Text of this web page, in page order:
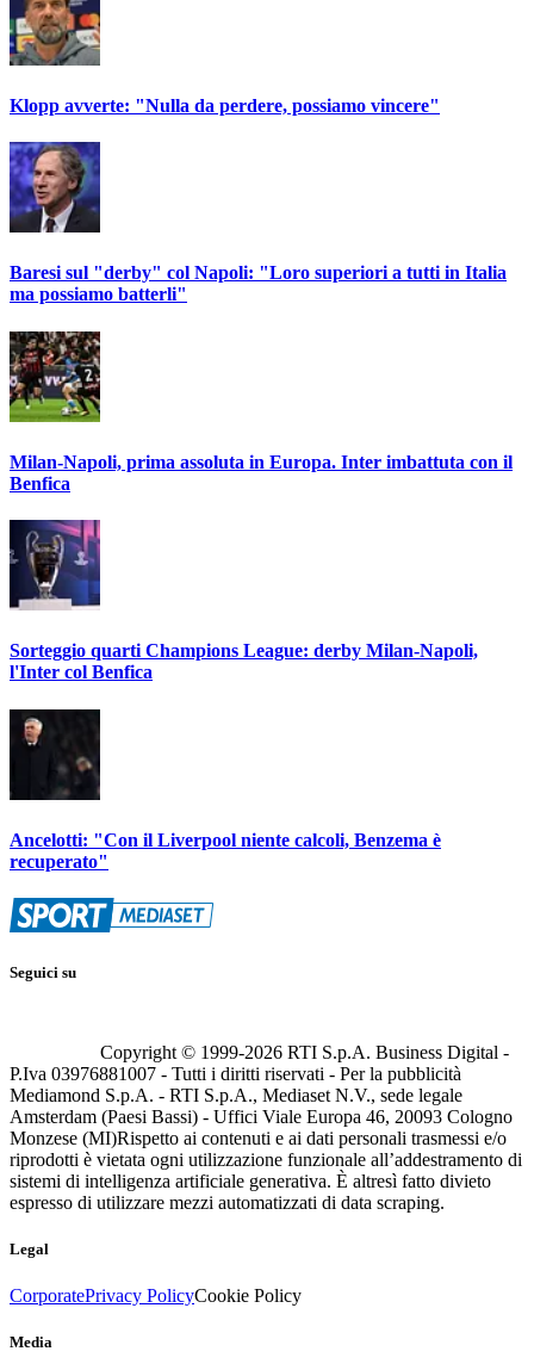
Klopp avverte: "Nulla da perdere, possiamo vincere"
Baresi sul "derby" col Napoli: "Loro superiori a tutti in Italia
ma possiamo batterli"
Milan-Napoli, prima assoluta in Europa. Inter imbattuta con il
Benfica
Sorteggio quarti Champions League: derby Milan-Napoli,
l'Inter col Benfica
Ancelotti: "Con il Liverpool niente calcoli, Benzema è
recuperato"
Seguici su
Copyright © 1999-2026 RTI S.p.A. Business Digital -
P.Iva 03976881007 - Tutti i diritti riservati - Per la pubblicità
Mediamond S.p.A. - RTI S.p.A., Mediaset N.V., sede legale
Amsterdam (Paesi Bassi) - Uffici Viale Europa 46, 20093 Cologno
Monzese (MI)Rispetto ai contenuti e ai dati personali trasmessi e/o
riprodotti è vietata ogni utilizzazione funzionale all’addestramento di
sistemi di intelligenza artificiale generativa. È altresì fatto divieto
espresso di utilizzare mezzi automatizzati di data scraping.
Legal
CorporatePrivacy PolicyCookie Policy
Media